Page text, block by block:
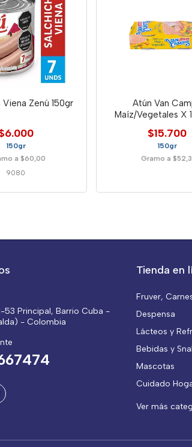
Viena Zenú 150gr
150gr
a $60,00
9080
Atún Van
Maíz/Vegetales X
Unidades
$15.700
150gr
Gramo a
53 Principal, Barrio Cuba -
- Colombia
Tienda en
Fruver,
Despensa
Lácteos y
Bebidas y
Mascotas
Cuidado
Ver más